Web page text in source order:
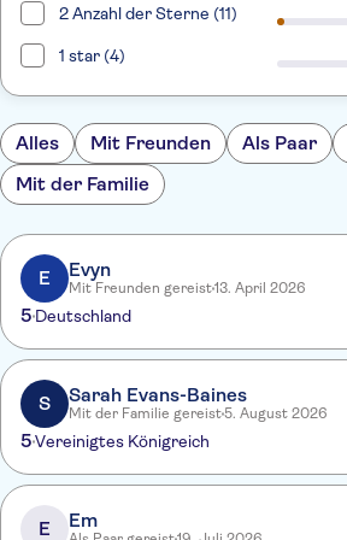
2 Anzahl der Sterne (11)
1 star (4)
Alles Mit Freunden Als Paar
Mit der Familie
E Evyn
Mit Freunden gereist13. April 2026
5 Deutschland
S Sarah Evans-Baines
Mit der Familie gereist5. August 2026
5Vereinigtes Königreich
E Em